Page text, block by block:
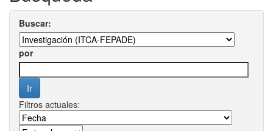
Buscar:
por
Filtros actuales: